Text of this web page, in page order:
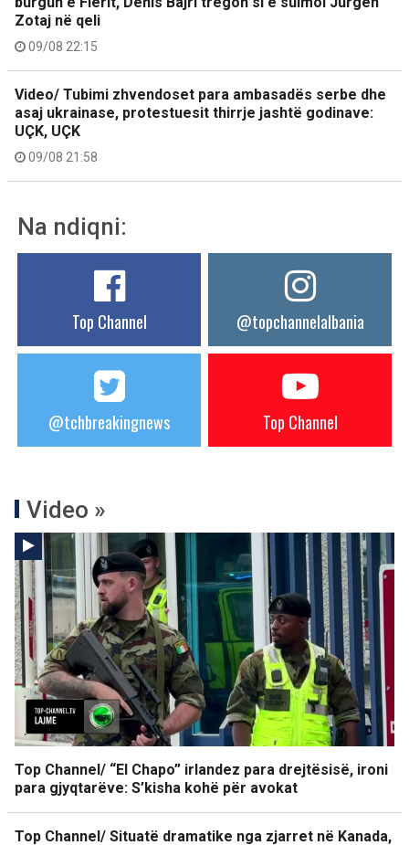
Zotaj në qeli
09/08 22:15
Video/ Tubimi zhvendoset para ambasadës serbe dhe
asaj ukrainase, protestuesit thirrje jashtë godinave:
UÇK, UÇK
09/08 21:58
Na ndiqni:
Top Channel @topchannelalbania
@tchbreakingnews Top Channel
Video »
Top Channel/ “El Chapo” irlandez para drejtësisë, ironi
para gjyqtarëve: S’kisha kohë për avokat
Top Channel/ Situatë dramatike nga zjarret në Kanada,